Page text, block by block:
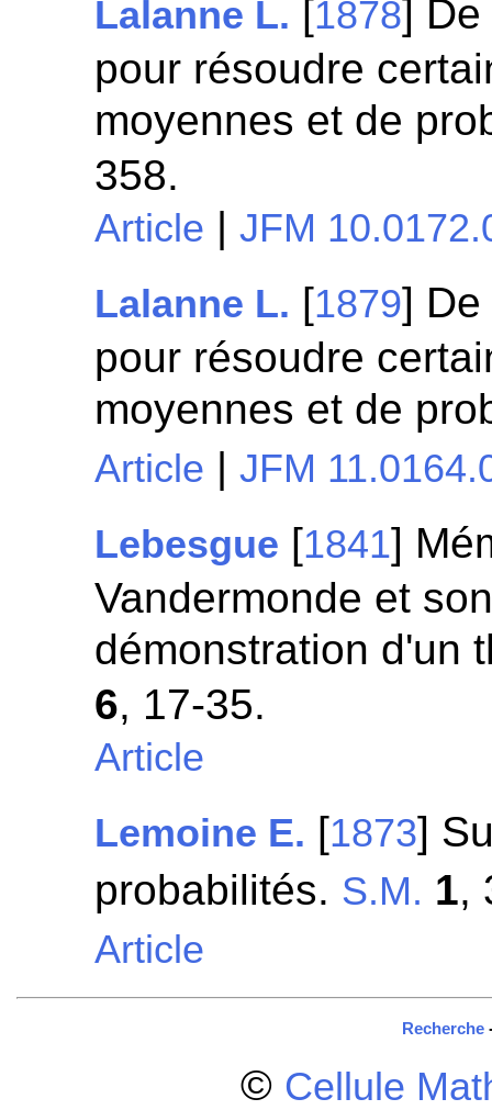
Lalanne L. [1878] De
pour résoudre
moyennes et de
358.
Article |JFM
Lalanne L. [1879] De
pour résoudre
moyennes et de
Article |JFM
Lebesgue [1841]
Vandermonde et
démonstration d'un
6, 17-35.
Article
Lemoine E. [1873]
probabilités. S.M. 1,
Article
Recherche
© Cellule